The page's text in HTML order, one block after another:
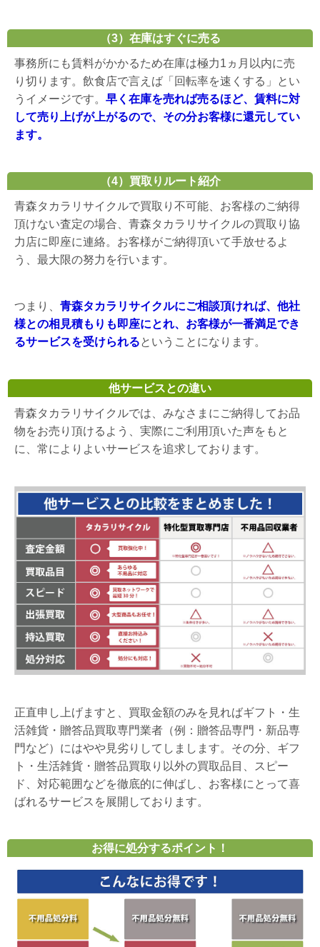
（3）在庫はすぐに売る
事務所にも賃料がかかるため在庫は極力1ヵ月以内に売
り切ります。飲食店で言えば「回転率を速くする」とい
うイメージです。 早く在庫を売れば売るほど、賃料に対
して売り上げが上がるので、その分お客様に還元してい
ます。
（4）買取りルート紹介
青森タカラリサイクルで買取り不可能、お客様のご納得
頂けない査定の場合、青森タカラリサイクルの買取り協
力店に即座に連絡。お客様がご納得頂いて手放せるよ
う、最大限の努力を行います。
つまり、 青森タカラリサイクルにご相談頂ければ、他社
様との相見積もりも即座にとれ、お客様が一番満足でき
るサービスを受けられるということになります。
他サービスとの違い
青森タカラリサイクルでは、みなさまにご納得してお品
物をお売り頂けるよう、実際にご利用頂いた声をもと
に、常によりよいサービスを追求しております。
正直申し上げますと、買取金額のみを見ればギフト・生
活雑貨・贈答品買取専門業者（例：贈答品専門・新品専
門など）にはやや見劣りしてしまします。その分、ギフ
ト・生活雑貨・贈答品買取り以外の買取品目、スピー
ド、対応範囲などを徹底的に伸ばし、お客様にとって喜
ばれるサービスを展開しております。
お得に処分するポイント！